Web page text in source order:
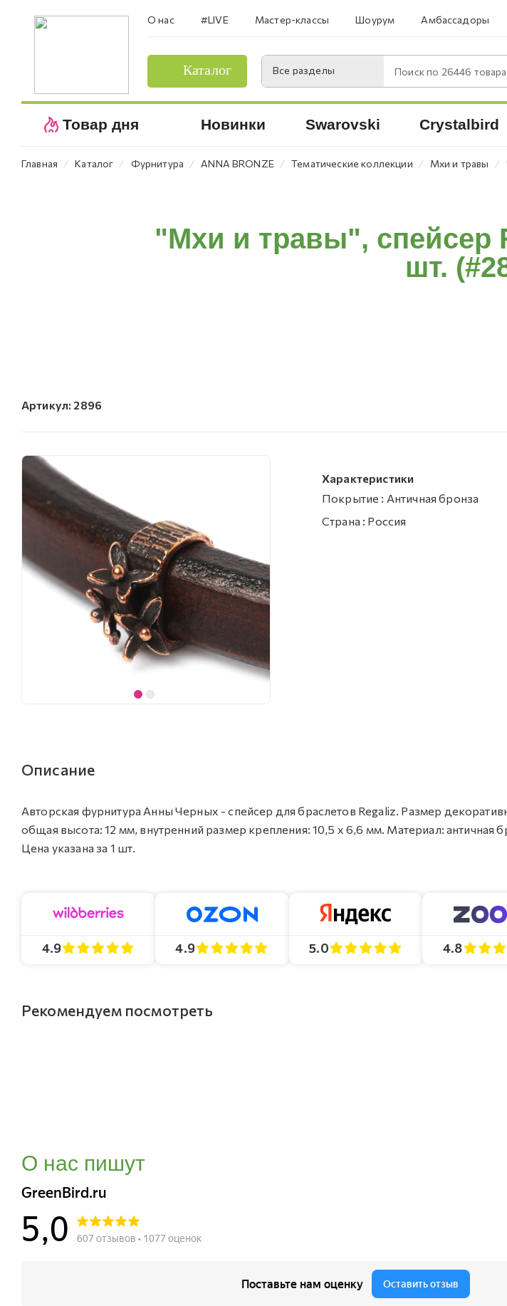
О нас #LIVE Мастер-классы Шоурум Амбассадоры
Каталог Все разделы Поиск по 26446
Товар дня Новинки Swarovski Crystalbird
Главная ⁄ Каталог ⁄ Фурнитура ⁄ ANNA BRONZE ⁄ Тематические коллекции ⁄ Мхи и травы ⁄
"Мхи и травы", спейсер
шт.
Артикул: 2896
Характеристики
Покрытие : Античная бронза
Страна : Россия
Описание
Авторская фурнитура Анны Черных - спейсер для браслетов Regaliz. Размер
общая высота: 12 мм, внутренний размер крепления: 10,5 х 6,6 мм. Материал: античная
Цена указана за 1 шт.
4.9 4.9 5.0 4.8
Рекомендуем посмотреть
О нас пишут